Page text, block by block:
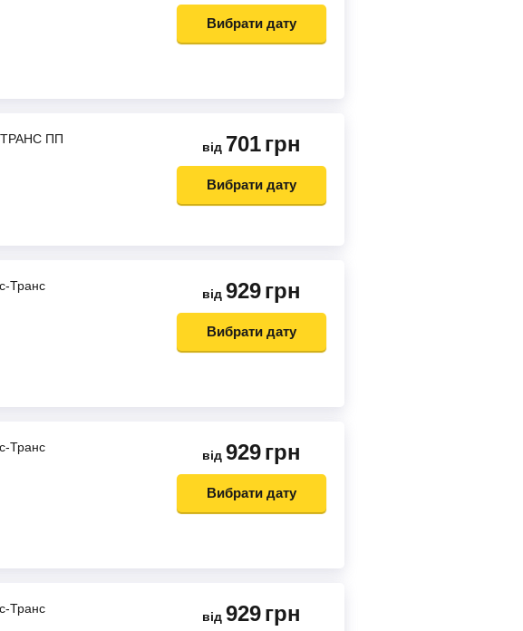
Вибрати дату
ПП
від 701грн
Вибрати дату
Транс
від 929грн
Вибрати дату
Транс
від 929грн
Вибрати дату
Транс
від 929грн